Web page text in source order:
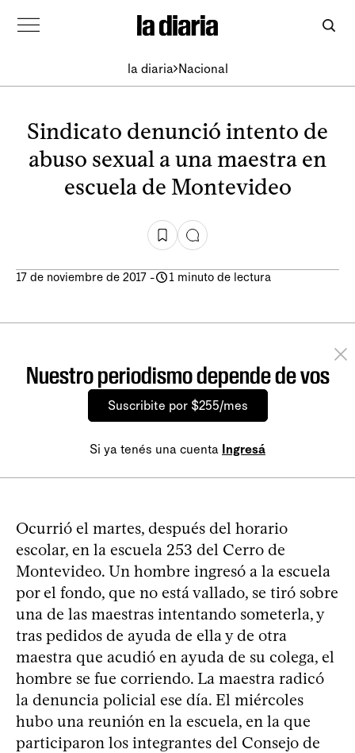
la diaria Nacional
Sindicato denunció intento de
abuso sexual a una maestra en
escuela de Montevideo
17 de noviembre de 2017 - 1 minuto de lectura
Nuestro periodismo depende de vos
Suscribite por $255/mes
Si ya tenés una cuenta Ingresá
Ocurrió el martes, después del horario
escolar, en la escuela 253 del Cerro de
Montevideo. Un hombre ingresó a la escuela
por el fondo, que no está vallado, se tiró sobre
una de las maestras intentando someterla, y
tras pedidos de ayuda de ella y de otra
maestra que acudió en ayuda de su colega, el
hombre se fue corriendo. La maestra radicó
la denuncia policial ese día. El miércoles
hubo una reunión en la escuela, en la que
participaron los integrantes del Consejo de